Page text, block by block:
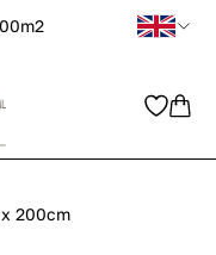
200cm